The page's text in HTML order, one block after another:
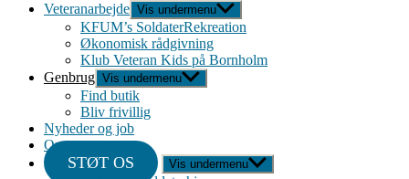
Veteranarbejde Vis undermenu
KFUM’s SoldaterRekreation
Økonomisk rådgivning
Klub Veteran Kids på Bornholm
Genbrug Vis undermenu
Find butik
Bliv frivillig
Nyheder og job
Om
STØT OS Vis undermenu